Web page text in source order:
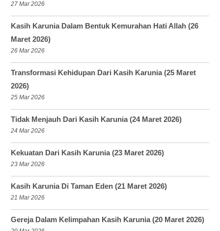
27 Mar 2026
Kasih Karunia Dalam Bentuk Kemurahan Hati Allah (26
Maret 2026)
26 Mar 2026
Transformasi Kehidupan Dari Kasih Karunia (25 Maret
2026)
25 Mar 2026
Tidak Menjauh Dari Kasih Karunia (24 Maret 2026)
24 Mar 2026
Kekuatan Dari Kasih Karunia (23 Maret 2026)
23 Mar 2026
Kasih Karunia Di Taman Eden (21 Maret 2026)
21 Mar 2026
Gereja Dalam Kelimpahan Kasih Karunia (20 Maret 2026)